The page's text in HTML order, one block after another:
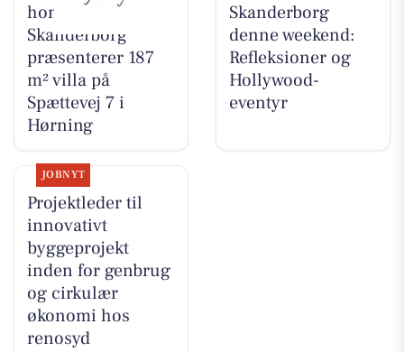
home
Skanderborg
præsenterer 187
m² villa på
Spættevej 7 i
Hørning
Skanderborg
denne weekend:
Refleksioner og
Hollywood-
eventyr
JOBNYT
Projektleder til
innovativt
byggeprojekt
inden for genbrug
og cirkulær
økonomi hos
renosyd